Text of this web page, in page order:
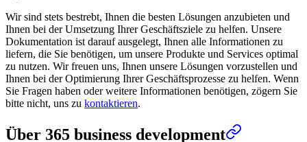
Wir sind stets bestrebt, Ihnen die besten Lösungen anzubieten und
Ihnen bei der Umsetzung Ihrer Geschäftsziele zu helfen. Unsere
Dokumentation ist darauf ausgelegt, Ihnen alle Informationen zu
liefern, die Sie benötigen, um unsere Produkte und Services optimal
zu nutzen. Wir freuen uns, Ihnen unsere Lösungen vorzustellen und
Ihnen bei der Optimierung Ihrer Geschäftsprozesse zu helfen. Wenn
Sie Fragen haben oder weitere Informationen benötigen, zögern Sie
bitte nicht, uns zu kontaktieren.
Über 365 business development